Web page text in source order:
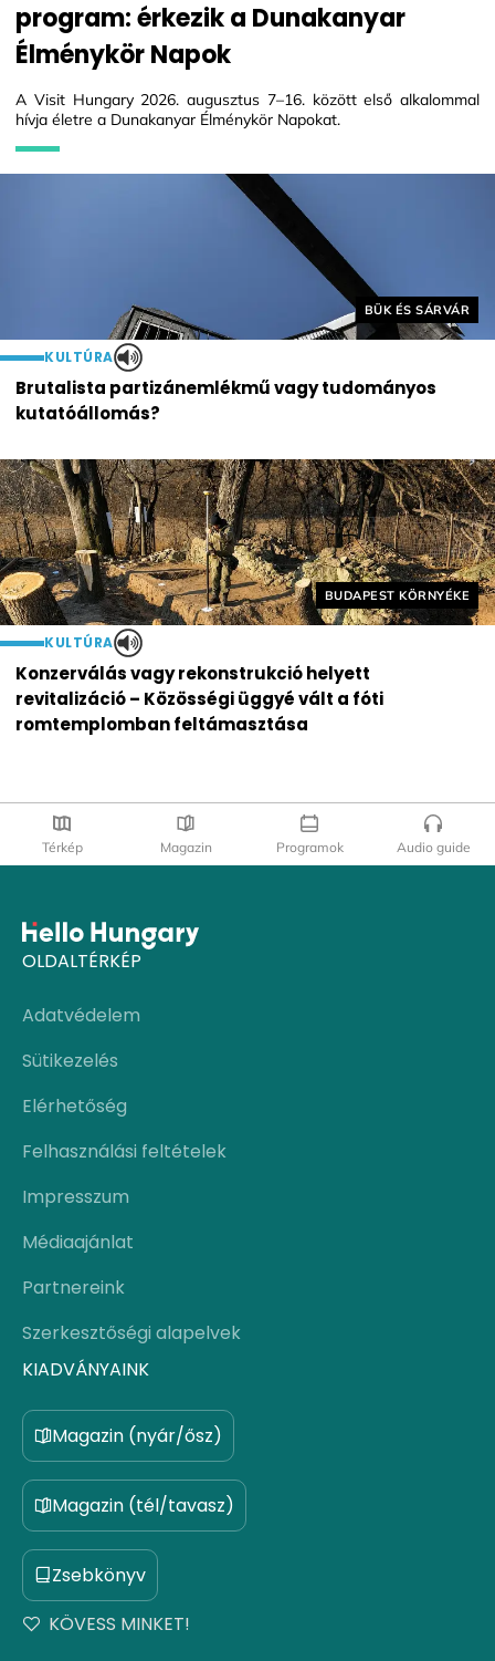
Helyszín címkék:
BÜK ÉS SÁRVÁR
KULTÚRA
Brutalista partizánemlékmű vagy tudományos
kutatóállomás?
program: érkezik a Dunakanyar
Élménykör Napok
A Visit Hungary 2026. augusztus 7–16. között első alkalommal
hívja életre a Dunakanyar Élménykör Napokat.
Helyszín címkék:
BUDAPEST KÖRNYÉKE
KULTÚRA
Konzerválás vagy rekonstrukció helyett
revitalizáció – Közösségi üggyé vált a fóti
romtemplomban feltámasztása
Térkép Magazin Programok Audio guide
OLDALTÉRKÉP
Adatvédelem
Sütikezelés
Elérhetőség
Felhasználási feltételek
Impresszum
Médiaajánlat
Partnereink
Szerkesztőségi alapelvek
KIADVÁNYAINK
Magazin (nyár/ősz)
Magazin (tél/tavasz)
Zsebkönyv
KÖVESS MINKET!